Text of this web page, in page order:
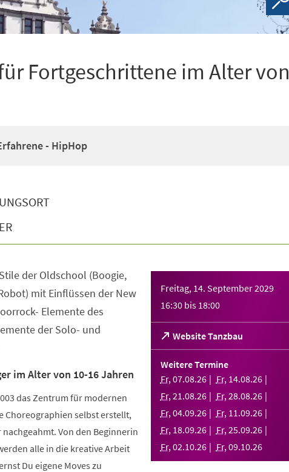
Fortgeschrittene im Alter von
- HipHop
Freitag, 14. September 2029
16:30 bis 18:00
Website Tanzbau
(Öffnet
in
einem
Tab)
Weitere Termine
Fr,07.08.26 Fr, 14.08.26
Fr,21.08.26 Fr,28.08.26
Fr,04.09.26 Fr, 11.09.26
Fr, 18.09.26 Fr,25.09.26
Fr,02.10.26 Fr,09.10.26
der Oldschool (Boogie,
mit Einflüssen der New
Elemente des
der Solo- und
im Alter von 10-16 Jahren
das Zentrum für modernen
Choreographien selbst erstellt,
Von den Beginnerin
alle in die kreative Arbeit
Du eigene Moves zu